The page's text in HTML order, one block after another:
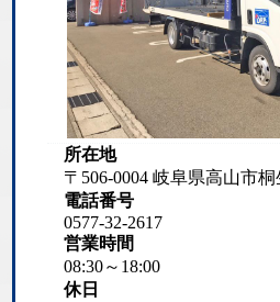
所在地
〒506-0004 岐阜県高山市桐
電話番号
0577-32-2617
営業時間
08:30～18:00
休日